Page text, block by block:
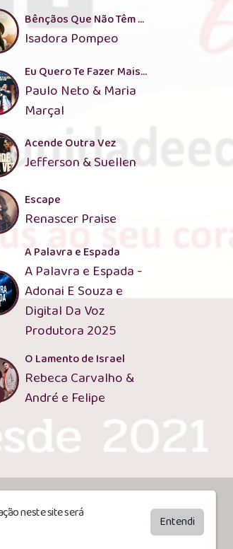
Bênçãos Que Não Têm Fim
Isadora Pompeo
Eu Quero Te Fazer Mais Forte
Paulo Neto & Maria
Marçal
Acende Outra Vez
Jefferson & Suellen
Escape
Renascer Praise
A Palavra e Espada
A Palavra e Espada -
Adonai E Souza e
Digital Da Voz
Produtora 2025
O Lamento de Israel
Rebeca Carvalho &
André e Felipe
neste site será
Entendi
by